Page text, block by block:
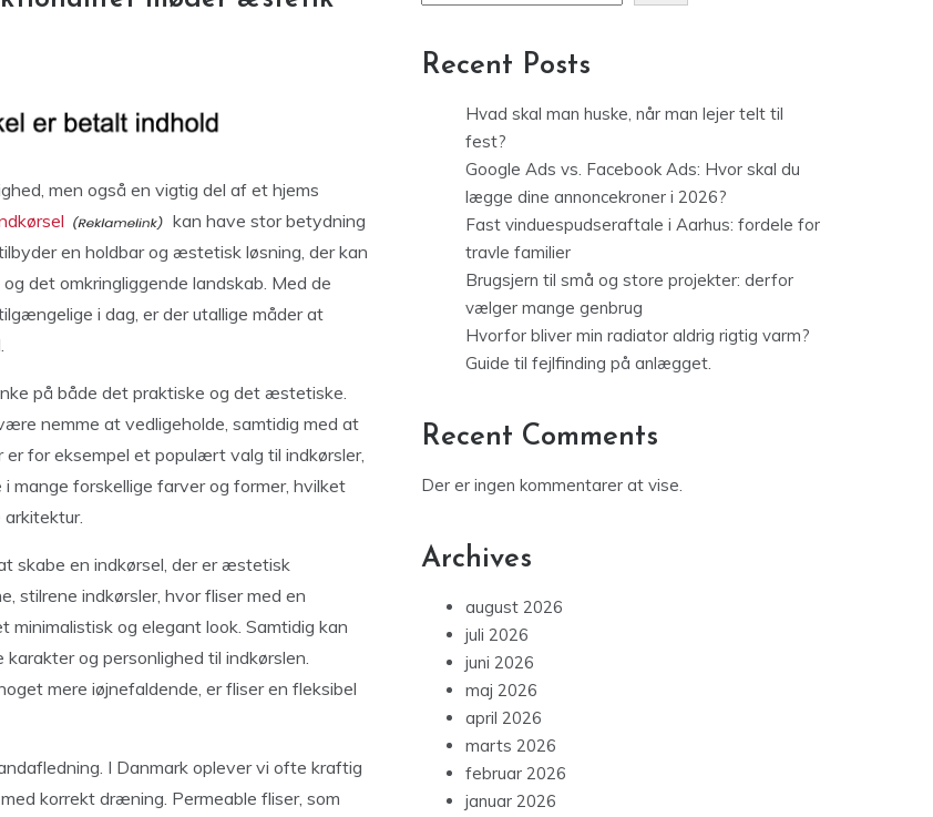
men også en vigtig del af et hjems
kan have stor betydning
en holdbar og æstetisk løsning, der kan
det omkringliggende landskab. Med de
i dag, er der utallige måder at
på både det praktiske og det æstetiske.
nemme at vedligeholde, samtidig med at
for eksempel et populært valg til indkørsler,
mange forskellige farver og former, hvilket
skabe en indkørsel, der er æstetisk
stilrene indkørsler, hvor fliser med en
og elegant look. Samtidig kan
og personlighed til indkørslen.
mere iøjnefaldende, er fliser en fleksibel
I Danmark oplever vi ofte kraftig
korrekt dræning. Permeable fliser, som
Recent Posts
Hvad skal man huske, når man lejer telt til
fest?
Google Ads vs. Facebook Ads: Hvor skal du
lægge dine annoncekroner i 2026?
Fast vinduespudseraftale i Aarhus: fordele for
travle familier
Brugsjern til små og store projekter: derfor
vælger mange genbrug
Hvorfor bliver min radiator aldrig rigtig varm?
Guide til fejlfinding på anlægget.
Recent Comments
Der er ingen kommentarer at vise.
Archives
august 2026
juli 2026
juni 2026
maj 2026
april 2026
marts 2026
februar 2026
januar 2026